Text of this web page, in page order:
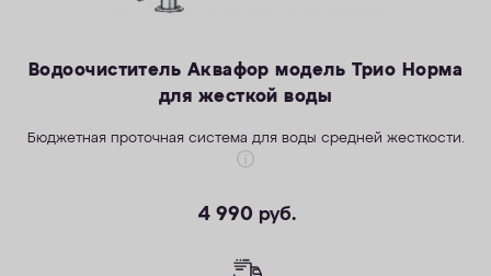
Водоочиститель Аквафор модель Трио Норма
для жесткой воды
Бюджетная проточная система для воды средней жесткости.
4 990 руб.